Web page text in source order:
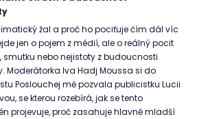
žal a proč ho pociťuje čím dál víc
jen o pojem z médií, ale o reálný pocit
smutku nebo nejistoty z budoucnosti
Moderátorka Iva Hadj Moussa si do
Poslouchej mě pozvala publicistku Lucii
se kterou rozebírá, jak se tento
projevuje, proč zasahuje hlavně mladší